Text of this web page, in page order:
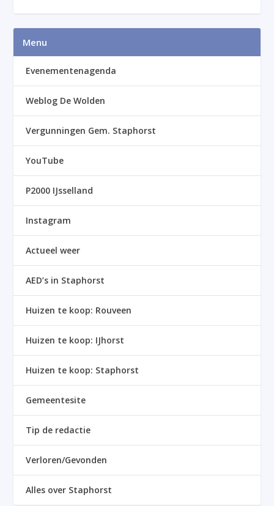
Menu
Evenementenagenda
Weblog De Wolden
Vergunningen Gem. Staphorst
YouTube
P2000 IJsselland
Instagram
Actueel weer
AED’s in Staphorst
Huizen te koop: Rouveen
Huizen te koop: IJhorst
Huizen te koop: Staphorst
Gemeentesite
Tip de redactie
Verloren/Gevonden
Alles over Staphorst